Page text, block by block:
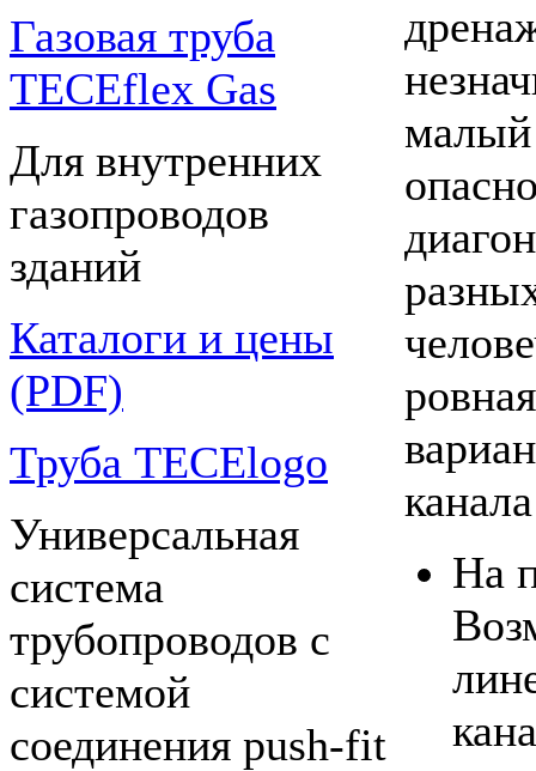
Газовая труба
TECEflex Gas
Для внутренних
газопроводов
зданий
Каталоги и цены
(PDF)
Труба TECElogo
Универсальная
система
трубопроводов с
системой
соединения push-fit
малый
На